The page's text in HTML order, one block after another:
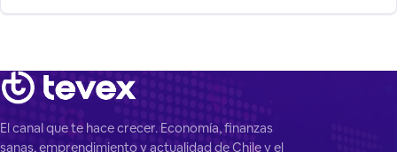
El canal que te hace crecer. Economía, finanzas
sanas, emprendimiento y actualidad de Chile y el